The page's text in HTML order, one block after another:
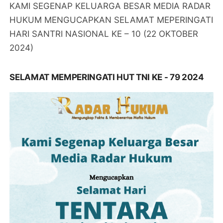
KAMI SEGENAP KELUARGA BESAR MEDIA RADAR
HUKUM MENGUCAPKAN SELAMAT MEPERINGATI
HARI SANTRI NASIONAL KE – 10 (22 OKTOBER
2024)
SELAMAT MEMPERINGATI HUT TNI KE - 79 2024